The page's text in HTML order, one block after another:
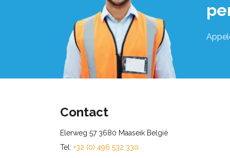
Contact
Elerweg 57 3680 Maaseik België
Tel: +32 (0) 496 532 330